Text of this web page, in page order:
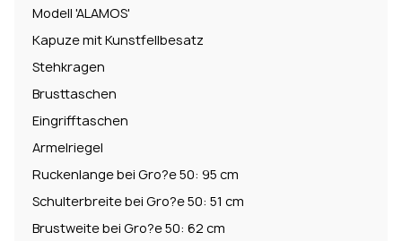
Modell 'ALAMOS'
Kapuze mit Kunstfellbesatz
Stehkragen
Brusttaschen
Eingrifftaschen
Armelriegel
Ruckenlange bei Gro?e 50: 95 cm
Schulterbreite bei Gro?e 50: 51 cm
Brustweite bei Gro?e 50: 62 cm